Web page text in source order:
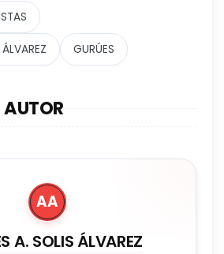
GURÚES
AUTOR
AA
A. SOLIS ÁLVAREZ